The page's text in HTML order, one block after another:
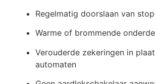
Regelmatig doorslaan van
Warme of brommende
Verouderde zekeringen in
automaten